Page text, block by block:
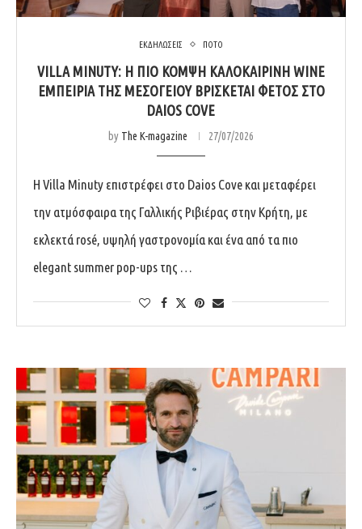
ΕΚΔΗΛΩΣΕΙΣ ΠΟΤΟ
VILLA MINUTY: Η ΠΙΟ ΚΟΜΨΉ ΚΑΛΟΚΑΙΡΙΝΉ WINE
ΕΜΠΕΙΡΊΑ ΤΗΣ ΜΕΣΟΓΕΊΟΥ ΒΡΊΣΚΕΤΑΙ ΦΈΤΟΣ ΣΤΟ
DAIOS COVE
by The K-magazine 27/07/2026
Η Villa Minuty επιστρέφει στο Daios Cove και μεταφέρει
την ατμόσφαιρα της Γαλλικής Ριβιέρας στην Κρήτη, με
εκλεκτά rosé, υψηλή γαστρονομία και ένα από τα πιο
elegant summer pop-ups της …